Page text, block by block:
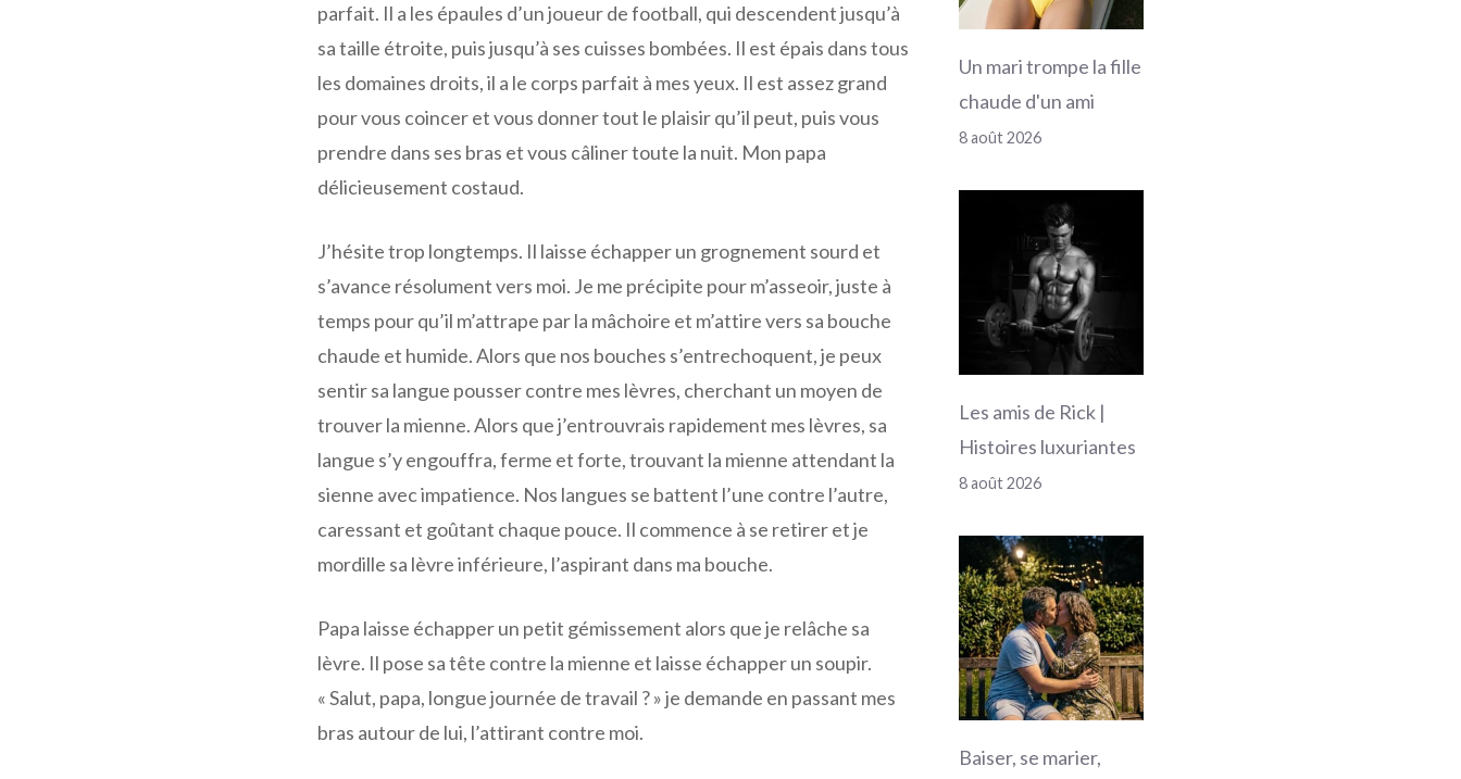
parfait. Il a les épaules d’un joueur de football, qui descendent jusqu’à
sa taille étroite, puis jusqu’à ses cuisses bombées. Il est épais dans tous
les domaines droits, il a le corps parfait à mes yeux. Il est assez grand
pour vous coincer et vous donner tout le plaisir qu’il peut, puis vous
prendre dans ses bras et vous câliner toute la nuit. Mon papa
délicieusement costaud.
J’hésite trop longtemps. Il laisse échapper un grognement sourd et
s’avance résolument vers moi. Je me précipite pour m’asseoir, juste à
temps pour qu’il m’attrape par la mâchoire et m’attire vers sa bouche
chaude et humide. Alors que nos bouches s’entrechoquent, je peux
sentir sa langue pousser contre mes lèvres, cherchant un moyen de
trouver la mienne. Alors que j’entrouvrais rapidement mes lèvres, sa
langue s’y engouffra, ferme et forte, trouvant la mienne attendant la
sienne avec impatience. Nos langues se battent l’une contre l’autre,
caressant et goûtant chaque pouce. Il commence à se retirer et je
mordille sa lèvre inférieure, l’aspirant dans ma bouche.
Papa laisse échapper un petit gémissement alors que je relâche sa
lèvre. Il pose sa tête contre la mienne et laisse échapper un soupir.
« Salut, papa, longue journée de travail ? » je demande en passant mes
bras autour de lui, l’attirant contre moi.
Un mari trompe la fille
chaude d'un ami
8 août 2026
Les amis de Rick |
Histoires luxuriantes
8 août 2026
Baiser, se marier,